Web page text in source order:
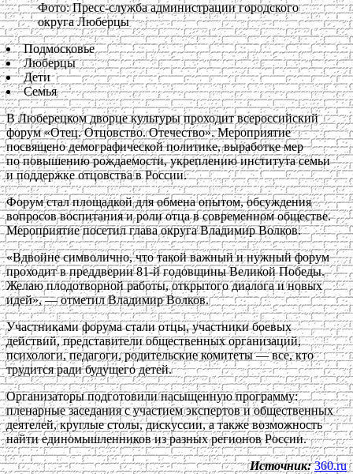
Фото: Пресс-служба администрации городского
округа Люберцы
Подмосковье
Люберцы
Дети
Семья
В Люберецком дворце культуры проходит всероссийский
форум «Отец. Отцовство. Отечество». Мероприятие
посвящено демографической политике, выработке мер
по повышению рождаемости, укреплению института семьи
и поддержке отцовства в России.
Форум стал площадкой для обмена опытом, обсуждения
вопросов воспитания и роли отца в современном обществе.
Мероприятие посетил глава округа Владимир Волков.
«Вдвойне символично, что такой важный и нужный форум
проходит в преддверии 81-й годовщины Великой Победы.
Желаю плодотворной работы, открытого диалога и новых
идей», — отметил Владимир Волков.
Участниками форума стали отцы, участники боевых
действий, представители общественных организаций,
психологи, педагоги, родительские комитеты — все, кто
трудится ради будущего детей.
Организаторы подготовили насыщенную программу:
пленарные заседания с участием экспертов и общественных
деятелей, круглые столы, дискуссии, а также возможность
найти единомышленников из разных регионов России.
Источник: 360.ru